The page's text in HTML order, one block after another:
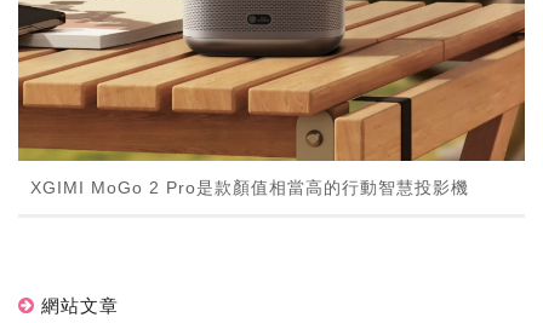
XGIMI MoGo 2 Pro是款顏值相當高的行動智慧投影機
網站文章